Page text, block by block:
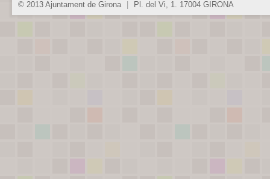
© 2013 Ajuntament de Girona Pl. del Vi, 1. 17004 GIRONA